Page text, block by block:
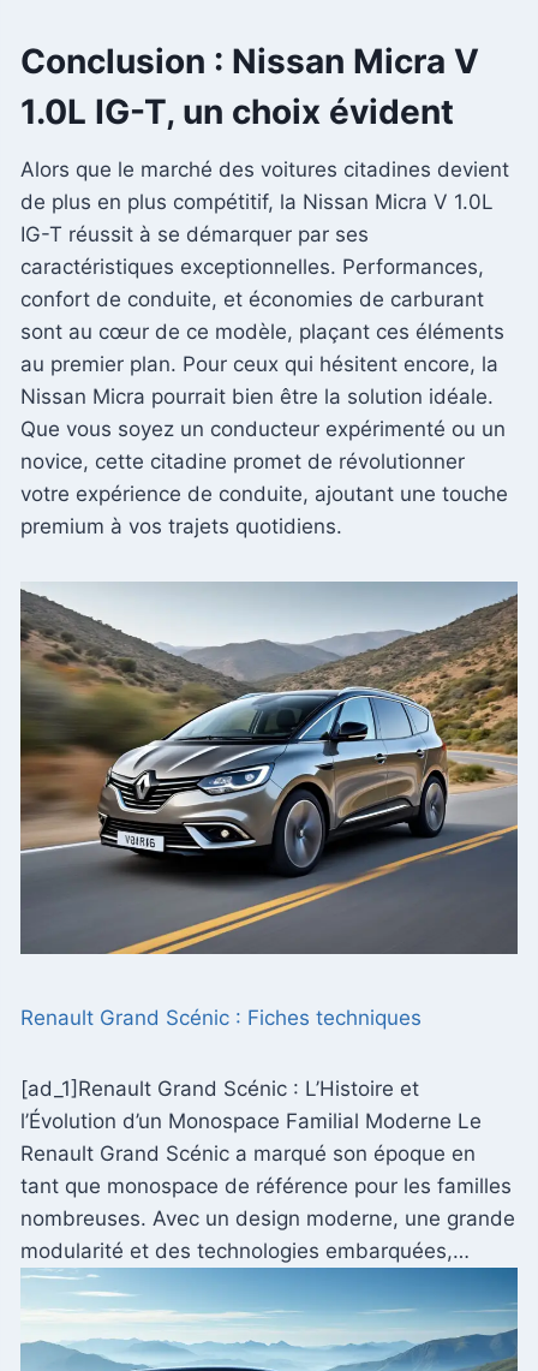
Conclusion : Nissan Micra V
1.0L IG-T, un choix évident
Alors que le marché des voitures citadines devient
de plus en plus compétitif, la Nissan Micra V 1.0L
IG-T réussit à se démarquer par ses
caractéristiques exceptionnelles. Performances,
confort de conduite, et économies de carburant
sont au cœur de ce modèle, plaçant ces éléments
au premier plan. Pour ceux qui hésitent encore, la
Nissan Micra pourrait bien être la solution idéale.
Que vous soyez un conducteur expérimenté ou un
novice, cette citadine promet de révolutionner
votre expérience de conduite, ajoutant une touche
premium à vos trajets quotidiens.
Renault Grand Scénic : Fiches techniques
[ad_1]Renault Grand Scénic : L’Histoire et
l’Évolution d’un Monospace Familial Moderne Le
Renault Grand Scénic a marqué son époque en
tant que monospace de référence pour les familles
nombreuses. Avec un design moderne, une grande
modularité et des technologies embarquées,…